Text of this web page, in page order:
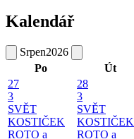
Kalendář
Srpen2026
Po
Út
27
3
SVĚT
KOSTIČEK
ROTO a
28
3
SVĚT
KOSTIČEK
ROTO a